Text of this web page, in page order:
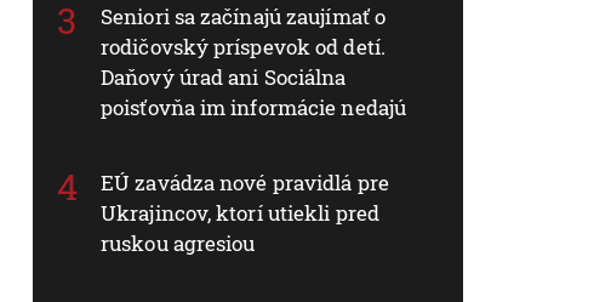
Seniori sa začínajú zaujímať o
rodičovský príspevok od detí.
Daňový úrad ani Sociálna
poisťovňa im informácie nedajú
EÚ zavádza nové pravidlá pre
Ukrajincov, ktorí utiekli pred
ruskou agresiou